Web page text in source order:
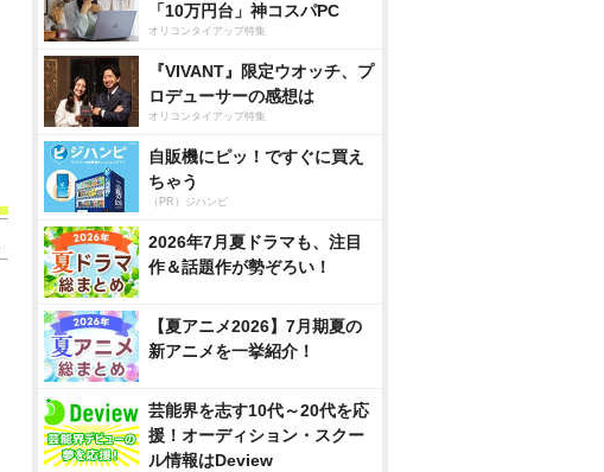
「10万円台」神コスパPC
オリコンタイアップ特集
『VIVANT』限定ウオッチ、プ
ロデューサーの感想は
オリコンタイアップ特集
自販機にピッ！ですぐに買え
ちゃう
（PR）ジハンピ
2026年7月夏ドラマも、注目
作＆話題作が勢ぞろい！
【夏アニメ2026】7月期夏の
新アニメを一挙紹介！
芸能界を志す10代～20代を応
援！オーディション・スクー
ル情報はDeview